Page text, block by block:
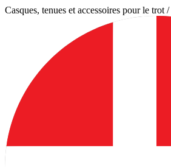
Aller
Casques, tenues et accessoires pour le trot